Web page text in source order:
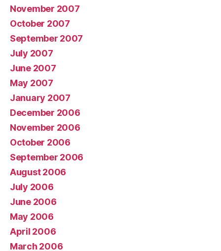
November 2007
October 2007
September 2007
July 2007
June 2007
May 2007
January 2007
December 2006
November 2006
October 2006
September 2006
August 2006
July 2006
June 2006
May 2006
April 2006
March 2006